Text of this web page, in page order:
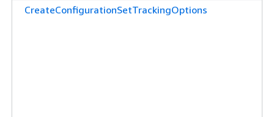
CreateConfigurationSetTrackingOptions